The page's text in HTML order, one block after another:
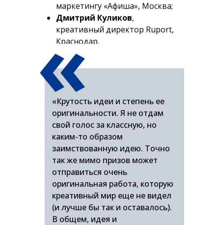
маркетингу «Афиша», Москва;
Дмитрий Куликов,
креативный директор Ruport,
Краснодар.
«Крутость идеи и степень ее
оригинальности. Я не отдам
свой голос за классную, но
каким-то образом
заимствованную идею. Точно
так же мимо призов может
отправиться очень
оригинальная работа, которую
креативный мир еще не видел
(и лучше бы так и оставалось).
В общем, идея и
«